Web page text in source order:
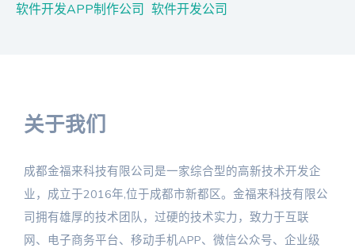
软件开发APP制作公司 软件开发公司
关于我们
成都金福来科技有限公司是一家综合型的高新技术开发企
业，成立于2016年,位于成都市新都区。金福来科技有限公
司拥有雄厚的技术团队，过硬的技术实力，致力于互联
网、电子商务平台、移动手机APP、微信公众号、企业级